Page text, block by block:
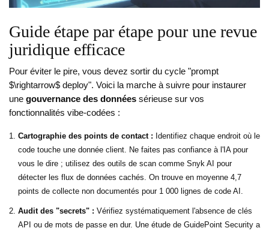
Guide étape par étape pour une revue
juridique efficace
Pour éviter le pire, vous devez sortir du cycle "prompt
$\rightarrow$ deploy". Voici la marche à suivre pour instaurer
une gouvernance des données sérieuse sur vos
fonctionnalités vibe-codées :
Cartographie des points de contact : Identifiez chaque endroit où le
code touche une donnée client. Ne faites pas confiance à l'IA pour
vous le dire ; utilisez des outils de scan comme Snyk AI pour
détecter les flux de données cachés. On trouve en moyenne 4,7
points de collecte non documentés pour 1 000 lignes de code AI.
Audit des "secrets" : Vérifiez systématiquement l'absence de clés
API ou de mots de passe en dur. Une étude de GuidePoint Security a